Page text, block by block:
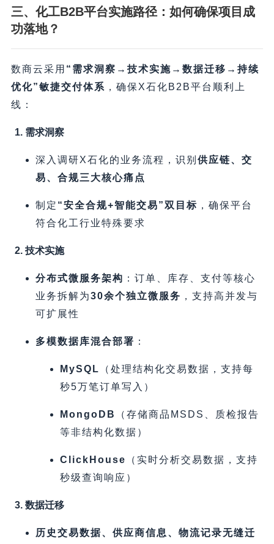
三、​化工B2B平台实施路径：如何确保项目成
功落地？​
数商云采用 ​“需求洞察→技术实施→数据迁移→持续
优化”敏捷交付体系 ，确保X石化B2B平台顺利上
线：
1. 需求洞察
深入调研X石化的业务流程，识别 供应链、交
易、合规三大核心痛点
制定 ​“安全合规+智能交易”双目标 ，确保平台
符合化工行业特殊要求
2. 技术实施
分布式微服务架构 ​：订单、库存、支付等核心
业务拆解为30余个独立微服务 ，支持高并发与
可扩展性
多模数据库混合部署 ​：
MySQL
​（处理结构化交易数据，支持每
秒5万笔订单写入）
MongoDB
​（存储商品MSDS、质检报告
等非结构化数据）
ClickHouse
​（实时分析交易数据，支持
秒级查询响应）
3. 数据迁移
历史交易数据、供应商信息、物流记录无缝迁